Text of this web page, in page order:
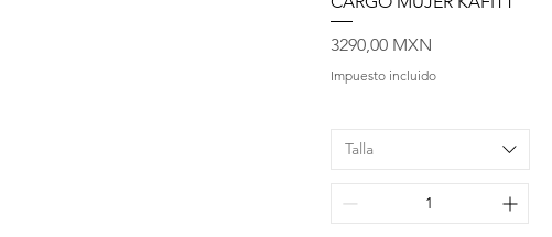
Precio
3290,00 MXN
Impuesto incluido
Talla